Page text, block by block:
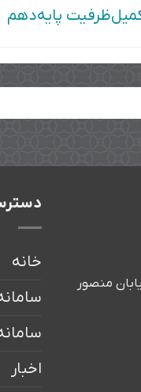
پایه‌دهم
منصور
خانه
اخبار